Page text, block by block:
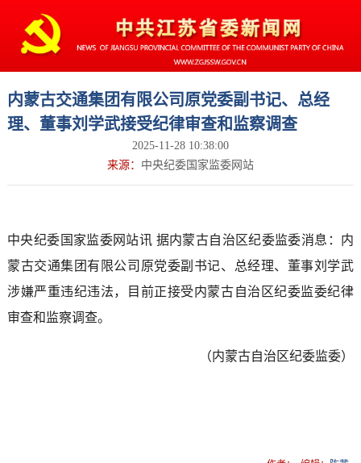
内蒙古交通集团有限公司原党委副书记、总经
理、董事刘学武接受纪律审查和监察调查
2025-11-28 10:38:00
来源： 中央纪委国家监委网站
中央纪委国家监委网站讯 据内蒙古自治区纪委监委消息：内
蒙古交通集团有限公司原党委副书记、总经理、董事刘学武
涉嫌严重违纪违法，目前正接受内蒙古自治区纪委监委纪律
审查和监察调查。
（内蒙古自治区纪委监委）